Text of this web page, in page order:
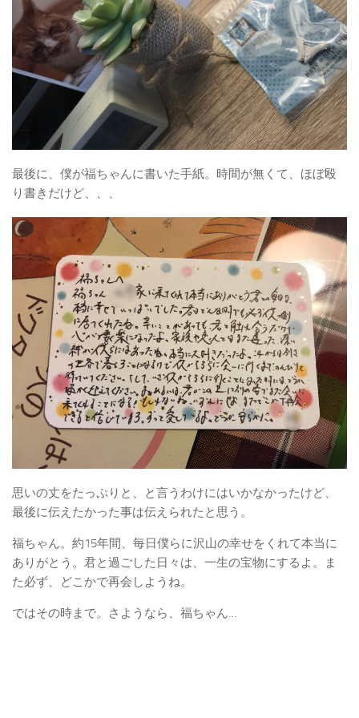
最後に、僕が福ちゃんに書いた手紙。時間が無くて、ほぼ殴
り書きだけど、、、
思いの丈をたっぷりと、と言うわけにはいかなかったけど、
最後に伝えたかった事は伝えられたと思う。
福ちゃん。約15年間、毎日僕らに沢山の幸せをくれて本当に
ありがとう。君と過ごした日々は、一生の宝物にするよ。ま
た必ず、どこかで再会しようね。
ではその時まで。さようなら、福ちゃん…